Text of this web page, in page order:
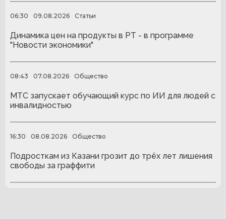
06:30 09.08.2026 Статьи
Динамика цен на продукты в РТ - в программе
"Новости экономики"
08:43 07.08.2026 Общество
МТС запускает обучающий курс по ИИ для людей с
инвалидностью
16:30 08.08.2026 Общество
Подросткам из Казани грозит до трёх лет лишения
свободы за граффити